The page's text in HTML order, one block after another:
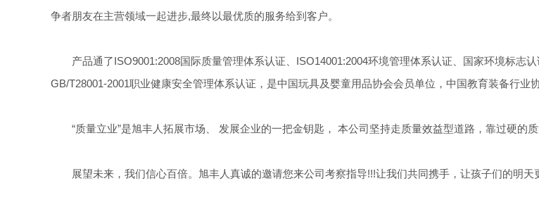
争者朋友在主营领域一起进步,最终以最优质的服务给到客户。
产品通了ISO9001:2008国际质量管理体系认证、ISO14001:2004环境管理体系认证、国家环境标志认
GB/T28001-2001职业健康安全管理体系认证，是中国玩具及婴童用品协会会员单位，中国教育装备行业
“质量立业”是旭丰人拓展市场、 发展企业的一把金钥匙， 本公司坚持走质量效益型道路，靠过硬的质
展望未来，我们信心百倍。旭丰人真诚的邀请您来公司考察指导!!!让我们共同携手，让孩子们的明